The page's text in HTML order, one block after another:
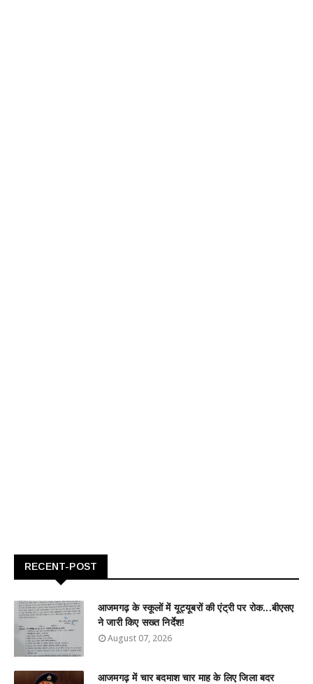
RECENT-POST
आजमगढ़ के स्कूलों में यूट्यूबरों की एंट्री पर रोक...बीएसए
ने जारी किए सख्त निर्देश!
August 07, 2026
आजमगढ़ में चार बदमाश चार माह के लिए जिला बदर